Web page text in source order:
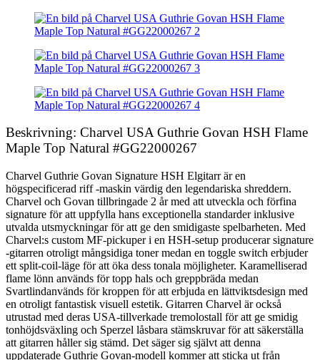
Beskrivning: Charvel USA Guthrie Govan HSH Flame
Maple Top Natural #GG22000267
Charvel Guthrie Govan Signature HSH Elgitarr är en
högspecificerad riff -maskin värdig den legendariska shreddern.
Charvel och Govan tillbringade 2 år med att utveckla och förfina
signature för att uppfylla hans exceptionella standarder inklusive
utvalda utsmyckningar för att ge den smidigaste spelbarheten. Med
Charvel:s custom MF-pickuper i en HSH-setup producerar signature
-gitarren otroligt mångsidiga toner medan en toggle switch erbjuder
ett split-coil-läge för att öka dess tonala möjligheter. Karamelliserad
flame lönn används för topp hals och greppbräda medan
Svartlindanvänds för kroppen för att erbjuda en lättviktsdesign med
en otroligt fantastisk visuell estetik. Gitarren Charvel är också
utrustad med deras USA-tillverkade tremolostall för att ge smidig
tonhöjdsväxling och Sperzel låsbara stämskruvar för att säkerställa
att gitarren håller sig stämd. Det säger sig självt att denna
uppdaterade Guthrie Govan-modell kommer att sticka ut från